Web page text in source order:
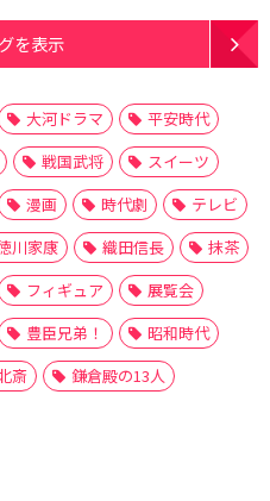
を表示
大河ドラマ
平安時代
戦国武将
スイーツ
漫画 時代劇
テレビ
川家康 織田信長
抹茶
フィギュア
展覧会
豊臣兄弟！
昭和時代
斎 鎌倉殿の13人